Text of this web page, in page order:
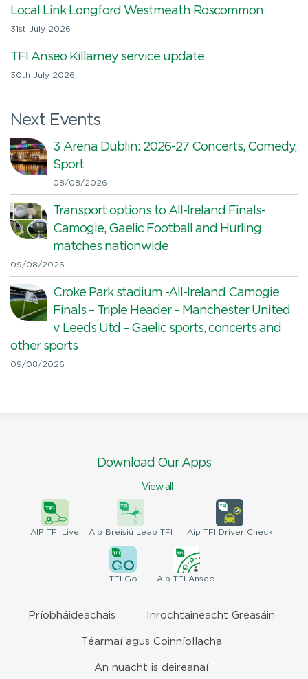
Local Link Longford Westmeath Roscommon
31st July 2026
TFI Anseo Killarney service update
30th July 2026
Next Events
3 Arena Dublin: 2026-27 Concerts, Comedy,
Sport
08/08/2026
Transport options to All-Ireland Finals-
Camogie, Gaelic Football and Hurling
matches nationwide
09/08/2026
Croke Park stadium -All-Ireland Camogie
Finals – Triple Header – Manchester United
v Leeds Utd – Gaelic sports, concerts and
other sports
09/08/2026
Download Our Apps
View all
AIP TFI Live Aip Breisiú Leap TFI Aip TFI Driver Check
TFI Go Aip TFI Anseo
Príobháideachais Inrochtaineacht Gréasáin
Téarmaí agus Coinníollacha
An nuacht is deireanaí